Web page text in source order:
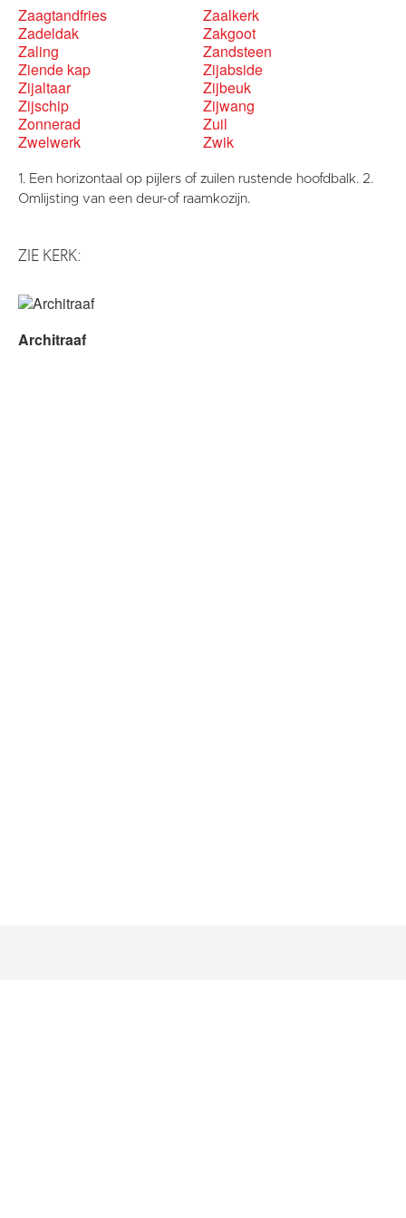
Zaagtandfries
Zaalkerk
Zadeldak
Zakgoot
Zaling
Zandsteen
Ziende kap
Zijabside
Zijaltaar
Zijbeuk
Zijschip
Zijwang
Zonnerad
Zuil
Zwelwerk
Zwik
1. Een horizontaal op pijlers of zuilen rustende hoofdbalk. 2.
Omlijsting van een deur-of raamkozijn.
ZIE KERK:
Architraaf